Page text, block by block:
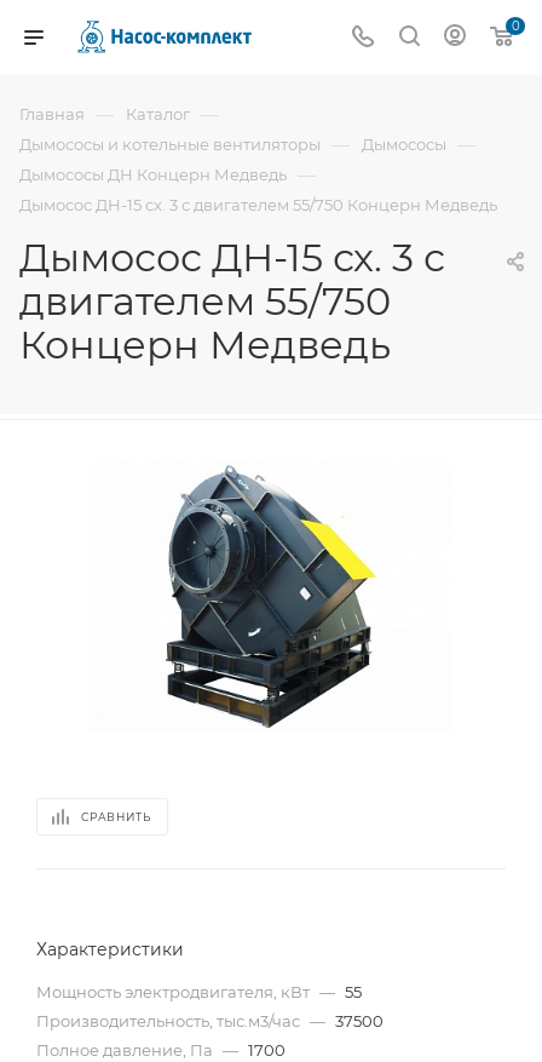
0
Главная — Каталог —
Дымососы и котельные вентиляторы — Дымососы —
Дымососы ДН Концерн Медведь —
Дымосос ДН-15 сх. 3 с двигателем 55/750 Концерн Медведь
Дымосос ДН-15 сх. 3 с
двигателем 55/750
Концерн Медведь
СРАВНИТЬ
Характеристики
Мощность электродвигателя, кВт — 55
Производительность, тыс.м3/час — 37500
Полное давление, Па — 1700